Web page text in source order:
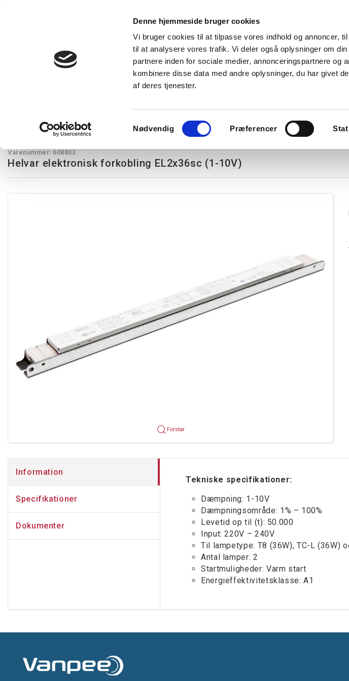
Denne hjemmeside bruger cookies
Vi bruger cookies til at tilpasse vores indhold og annoncer,
til at analysere vores trafik. Vi deler også oplysninger om
partnere inden for sociale medier, annonceringspartnere og
kombinere disse data med andre oplysninger, du har givet
af deres tjenester.
Nødvendig Præferencer
Produkter Express levering Vidensbank Kurser
Varenummer: 608803
Helvar elektronisk forkobling EL2x36sc (1-10V)
Forstør
Information
Specifikationer
Dokumenter
Tekniske specifikationer:
Dæmpning: 1-10V
Dæmpningsområde: 1% – 100%
Levetid op til (t): 50.000
Input: 220V – 240V
Til lampetype: T8 (36W), TC-L (36W)
Antal lamper: 2
Startmuligheder: Varm start
Energieffektivitetsklasse: A1